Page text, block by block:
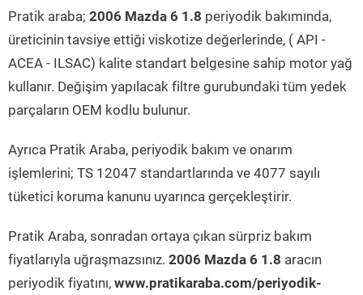
Pratik araba; 2006 Mazda 6 1.8 periyodik bakımında,
üreticinin tavsiye ettiği viskotize değerlerinde, ( API -
ACEA - ILSAC) kalite standart belgesine sahip motor yağ
kullanır. Değişim yapılacak filtre gurubundaki tüm yedek
parçaların OEM kodlu bulunur.
Ayrıca Pratik Araba, periyodik bakım ve onarım
işlemlerini; TS 12047 standartlarında ve 4077 sayılı
tüketici koruma kanunu uyarınca gerçekleştirir.
Pratik Araba, sonradan ortaya çıkan sürpriz bakım
fiyatlarıyla uğraşmazsınız. 2006 Mazda 6 1.8 aracın
periyodik fiyatını, www.pratikaraba.com/periyodik-